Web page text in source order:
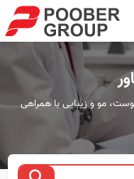
مو و زیبایی با همراهی